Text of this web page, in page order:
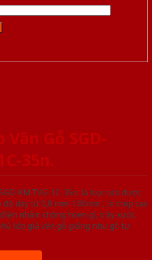
Vân Gỗ SGD-
35n.
KM.TVG-1C-35n. là loại cửa được
dày từ 0,8 mm-1.00mm , là thép cao
nhằm chống hoen gỉ, trầy xước.
lớp giả vân gỗ giống như gỗ tự